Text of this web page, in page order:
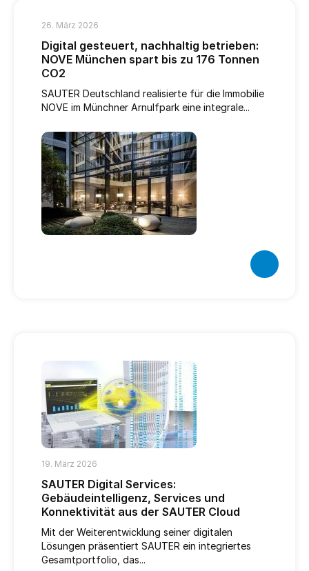
26. März 2026
Digital gesteuert, nachhaltig betrieben:
NOVE München spart bis zu 176 Tonnen
CO2
SAUTER Deutschland realisierte für die Immobilie
NOVE im Münchner Arnulfpark eine integrale...
19. März 2026
SAUTER Digital Services:
Gebäudeintelligenz, Services und
Konnektivität aus der SAUTER Cloud
Mit der Weiterentwicklung seiner digitalen
Lösungen präsentiert SAUTER ein integriertes
Gesamtportfolio, das...